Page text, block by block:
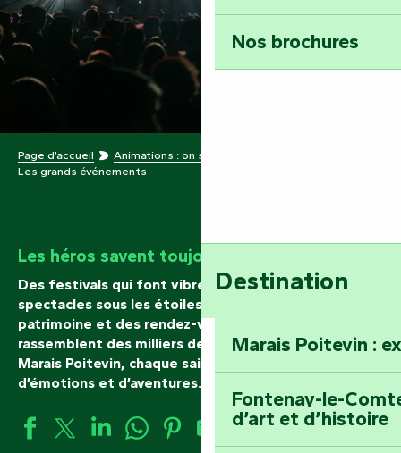
Nos brochures
Destination
Marais Poitevin :
Fontenay-le-
d’art et d’histoire
Page d’accueil
Animations : on sait faire la fête !
Les grands événements
Les héros savent toujours où faire la fête !
Des festivals qui font vibrer les villages, des
spectacles sous les étoiles, des concerts au cœur du
patrimoine et des rendez-vous populaires qui
rassemblent des milliers de visiteurs : en Vendée
Marais Poitevin, chaque saison réserve son lot
d’émotions et d’aventures. Préparez votre agenda !